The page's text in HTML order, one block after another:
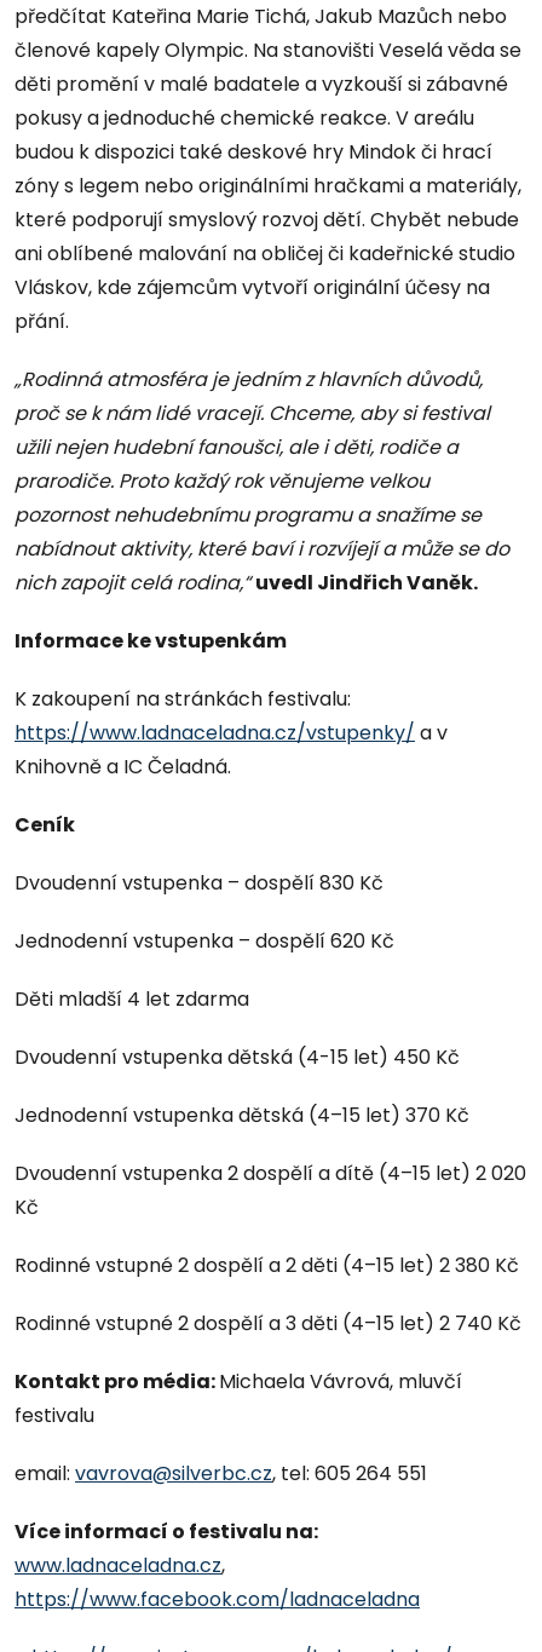
předčítat Kateřina Marie Tichá, Jakub Mazůch nebo
členové kapely Olympic. Na stanovišti Veselá věda se
děti promění v malé badatele a vyzkouší si zábavné
pokusy a jednoduché chemické reakce. V areálu
budou k dispozici také deskové hry Mindok či hrací
zóny s legem nebo originálními hračkami a materiály,
které podporují smyslový rozvoj dětí. Chybět nebude
ani oblíbené malování na obličej či kadeřnické studio
Vláskov, kde zájemcům vytvoří originální účesy na
přání.
„Rodinná atmosféra je jedním z hlavních důvodů,
proč se k nám lidé vracejí. Chceme, aby si festival
užili nejen hudební fanoušci, ale i děti, rodiče a
prarodiče. Proto každý rok věnujeme velkou
pozornost nehudebnímu programu a snažíme se
nabídnout aktivity, které baví i rozvíjejí a může se do
nich zapojit celá rodina,“ uvedl Jindřich Vaněk.
Informace ke vstupenkám
K zakoupení na stránkách festivalu:
https://www.ladnaceladna.cz/vstupenky/ a v
Knihovně a IC Čeladná.
Ceník
Dvoudenní vstupenka – dospělí 830 Kč
Jednodenní vstupenka – dospělí 620 Kč
Děti mladší 4 let zdarma
Dvoudenní vstupenka dětská (4-15 let) 450 Kč
Jednodenní vstupenka dětská (4–15 let) 370 Kč
Dvoudenní vstupenka 2 dospělí a dítě (4–15 let) 2 020
Kč
Rodinné vstupné 2 dospělí a 2 děti (4–15 let) 2 380 Kč
Rodinné vstupné 2 dospělí a 3 děti (4–15 let) 2 740 Kč
Kontakt pro média:Michaela Vávrová, mluvčí
festivalu
email: vavrova@silverbc.cz, tel: 605 264 551
Více informací o festivalu na:
www.ladnaceladna.cz,
https://www.facebook.com/ladnaceladna